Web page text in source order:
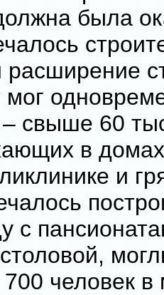
была
расширение
мог
свыше 60
в
и
с
человек в